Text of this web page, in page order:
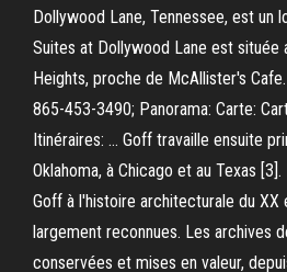
Dollywood Lane, Tennessee, est un
Suites at Dollywood Lane est située
Heights, proche de McAllister's
865-453-3490; Panorama: Carte:
Itinéraires: … Goff travaille ensuite
Oklahoma, à Chicago et au Texas
Goff à l'histoire architecturale du XX
largement reconnues. Les archives
conservées et mises en valeur,